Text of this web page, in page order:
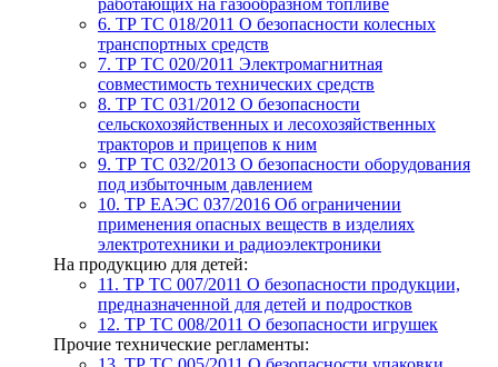
работающих на газообразном топливе
6. ТР ТС 018/2011 О безопасности колесных
транспортных средств
7. TР ТС 020/2011 Электромагнитная
совместимость технических средств
8. ТР ТС 031/2012 О безопасности
сельскохозяйственных и лесохозяйственных
тракторов и прицепов к ним
9. ТР ТС 032/2013 О безопасности оборудования
под избыточным давлением
10. ТР ЕАЭС 037/2016 Об ограничении
применения опасных веществ в изделиях
электротехники и радиоэлектроники
На продукцию для детей:
11. ТР ТС 007/2011 О безопасности продукции,
предназначенной для детей и подростков
12. ТР ТС 008/2011 О безопасности игрушек
Прочие технические регламенты: